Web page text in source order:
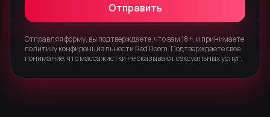
Отправить
Отправляя форму, вы подтверждаете, что вам 18+, и принимаете
политику конфиденциальности Red Room. Подтверждаете свое
понимание, что массажистки не оказывают сексуальных услуг.